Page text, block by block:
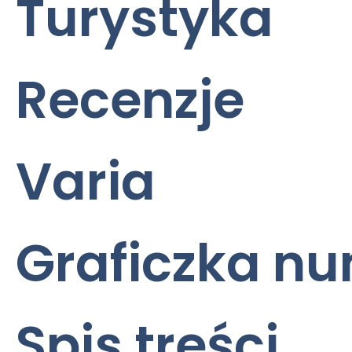
Turystyka
Recenzje
Varia
Graficzka